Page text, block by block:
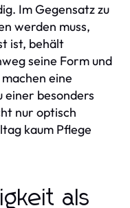
Im Gegensatz zu
werden muss,
ist, behält
seine Form und
eine
einer besonders
nur optisch
kaum Pflege
als